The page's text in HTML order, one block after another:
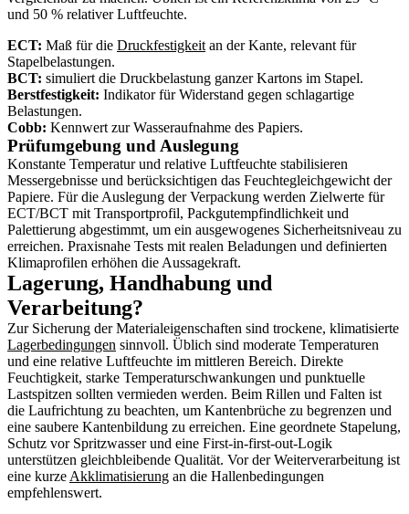
und 50 % relativer Luftfeuchte.
ECT: Maß für die Druckfestigkeit an der Kante, relevant für
Stapelbelastungen.
BCT: simuliert die Druckbelastung ganzer Kartons im Stapel.
Berstfestigkeit: Indikator für Widerstand gegen schlagartige
Belastungen.
Cobb: Kennwert zur Wasseraufnahme des Papiers.
Prüfumgebung und Auslegung
Konstante Temperatur und relative Luftfeuchte stabilisieren
Messergebnisse und berücksichtigen das Feuchtegleichgewicht der
Papiere. Für die Auslegung der Verpackung werden Zielwerte für
ECT/BCT mit Transportprofil, Packgutempfindlichkeit und
Palettierung abgestimmt, um ein ausgewogenes Sicherheitsniveau zu
erreichen. Praxisnahe Tests mit realen Beladungen und definierten
Klimaprofilen erhöhen die Aussagekraft.
Lagerung, Handhabung und
Verarbeitung?
Zur Sicherung der Materialeigenschaften sind trockene, klimatisierte
Lagerbedingungen sinnvoll. Üblich sind moderate Temperaturen
und eine relative Luftfeuchte im mittleren Bereich. Direkte
Feuchtigkeit, starke Temperaturschwankungen und punktuelle
Lastspitzen sollten vermieden werden. Beim Rillen und Falten ist
die Laufrichtung zu beachten, um Kantenbrüche zu begrenzen und
eine saubere Kantenbildung zu erreichen. Eine geordnete Stapelung,
Schutz vor Spritzwasser und eine First-in-first-out-Logik
unterstützen gleichbleibende Qualität. Vor der Weiterverarbeitung ist
eine kurze Akklimatisierung an die Hallenbedingungen
empfehlenswert.